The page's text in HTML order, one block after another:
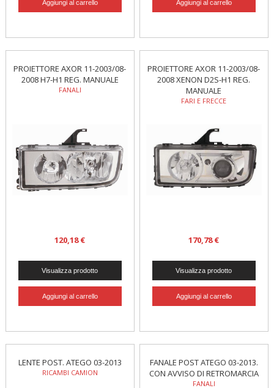
PROIETTORE AXOR 11-2003/08-
2008 H7-H1 REG. MANUALE
FANALI
120,18 €
PROIETTORE AXOR 11-2003/08-
2008 XENON D2S-H1 REG.
MANUALE
FARI E FRECCE
170,78 €
LENTE POST. ATEGO 03-2013
RICAMBI CAMION
FANALE POST ATEGO 03-2013.
CON AVVISO DI RETROMARCIA
FANALI